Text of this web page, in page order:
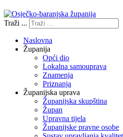
Traži ...
Naslovna
Županija
Opći dio
Lokalna samouprava
Znamenja
Priznanja
Županijska uprava
Županijska skupština
Župan
Upravna tijela
Županijske pravne osobe